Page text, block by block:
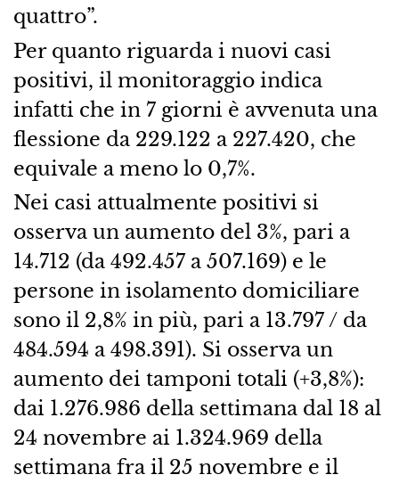
quattro”.
Per quanto riguarda i nuovi casi
positivi, il monitoraggio indica
infatti che in 7 giorni è avvenuta una
flessione da 229.122 a 227.420, che
equivale a meno lo 0,7%.
Nei casi attualmente positivi si
osserva un aumento del 3%, pari a
14.712 (da 492.457 a 507.169) e le
persone in isolamento domiciliare
sono il 2,8% in più, pari a 13.797 / da
484.594 a 498.391). Si osserva un
aumento dei tamponi totali (+3,8%):
dai 1.276.986 della settimana dal 18 al
24 novembre ai 1.324.969 della
settimana fra il 25 novembre e il